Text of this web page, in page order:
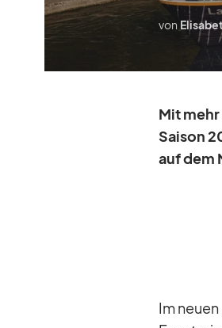
von
Mit
Sai­son
auf dem
Im